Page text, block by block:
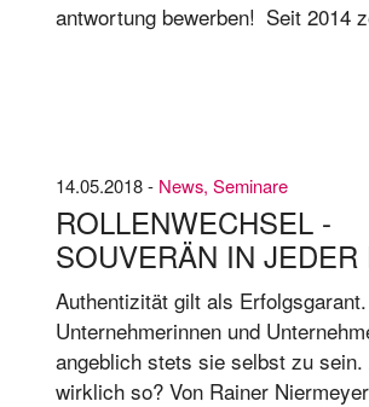
ant­wor­tung be­wer­ben! Seit 2014 zeich­net Be­
14.05.2018 - News, Seminare
ROLLENWECHSEL -
SOUVERÄN IN JEDER
Authentizität gilt als
Unternehmerinnen und
angeblich stets sie selbst zu
wirklich so? Von Rai­ner Nier­mey­er Der idea­le